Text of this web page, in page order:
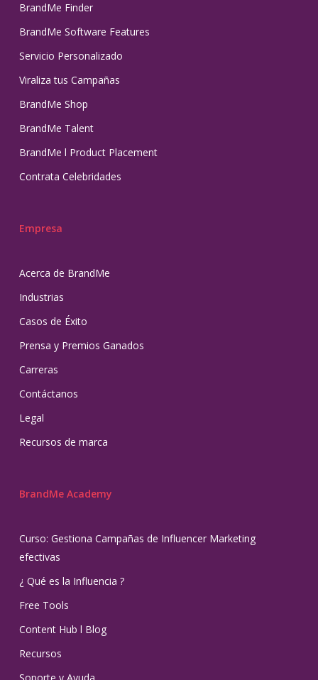
BrandMe Finder
BrandMe Software Features
Servicio Personalizado
Viraliza tus Campañas
BrandMe Shop
BrandMe Talent
BrandMe l Product Placement
Contrata Celebridades
Empresa
Acerca de BrandMe
Industrias
Casos de Éxito
Prensa y Premios Ganados
Carreras
Contáctanos
Legal
Recursos de marca
BrandMe Academy
Curso: Gestiona Campañas de Influencer Marketing
efectivas
¿ Qué es la Influencia ?
Free Tools
Content Hub l Blog
Recursos